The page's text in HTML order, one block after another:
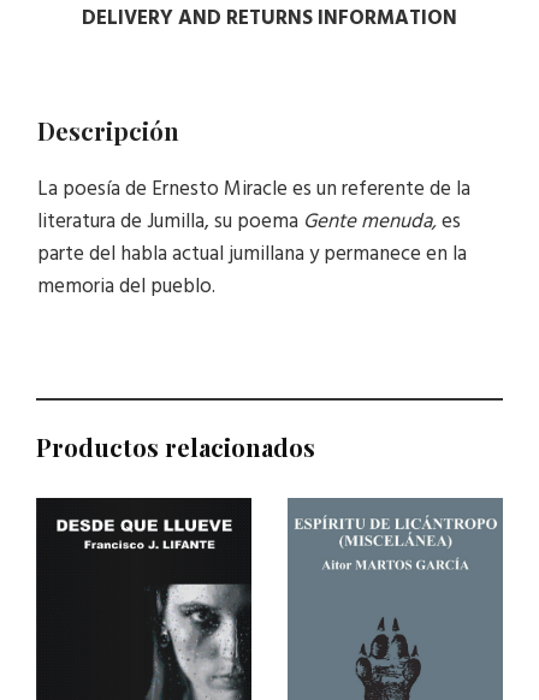
DELIVERY AND RETURNS INFORMATION
Descripción
La poesía de Ernesto Miracle es un referente de la
literatura de Jumilla, su poema Gente menuda,es
parte del habla actual jumillana y permanece en la
memoria del pueblo.
Productos relacionados